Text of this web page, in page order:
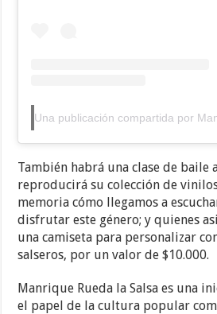
También habrá una clase de baile
reproducirá su colección de
memoria cómo llegamos a
disfrutar este género; y quienes
una camiseta para personalizar
salseros, por un valor de $10.000.
Manrique Rueda la Salsa es una
el papel de la cultura popular